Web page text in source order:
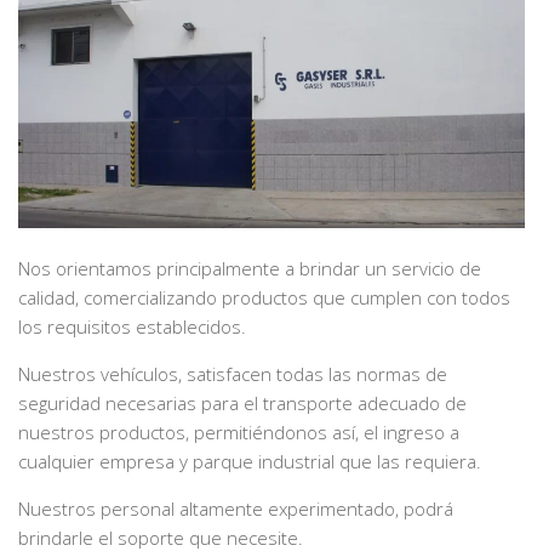
Nos orientamos principalmente a brindar un servicio de
calidad, comercializando productos que cumplen con todos
los requisitos establecidos.
Nuestros vehículos, satisfacen todas las normas de
seguridad necesarias para el transporte adecuado de
nuestros productos, permitiéndonos así, el ingreso a
cualquier empresa y parque industrial que las requiera.
Nuestros personal altamente experimentado, podrá
brindarle el soporte que necesite.